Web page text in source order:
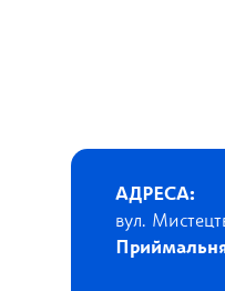
АДРЕСА:
вул.